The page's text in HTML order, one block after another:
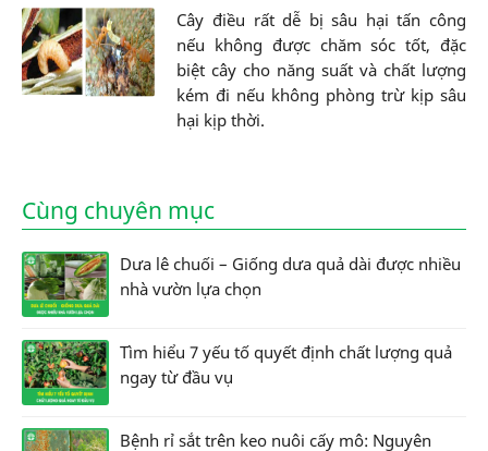
Cây điều rất dễ bị sâu hại tấn công
nếu không được chăm sóc tốt, đặc
biệt cây cho năng suất và chất lượng
kém đi nếu không phòng trừ kịp sâu
hại kịp thời.
Cùng chuyên mục
Dưa lê chuối – Giống dưa quả dài được nhiều
nhà vườn lựa chọn
Tìm hiểu 7 yếu tố quyết định chất lượng quả
ngay từ đầu vụ
Bệnh rỉ sắt trên keo nuôi cấy mô: Nguyên